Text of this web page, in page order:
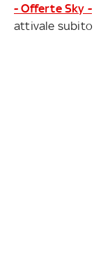
- Offerte Sky -
attivale subito